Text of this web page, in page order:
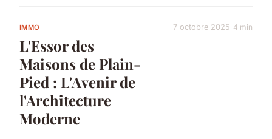
IMMO
L'Essor des
Maisons de Plain-
Pied : L'Avenir de
l'Architecture
Moderne
7 octobre 2025 4 min